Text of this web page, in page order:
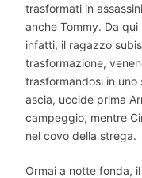
trasformati in
anche Tommy. Da
infatti, il ragazzo
trasformazione,
trasformandosi in
ascia, uccide prima
campeggio, mentre
nel covo della strega.
Ormai a notte fonda,